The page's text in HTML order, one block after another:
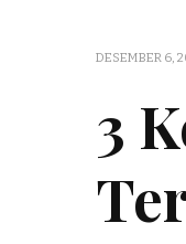
DESEMBER 6,
3